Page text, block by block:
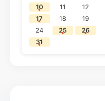
10
11 12
17
18 19
24
25 26
31